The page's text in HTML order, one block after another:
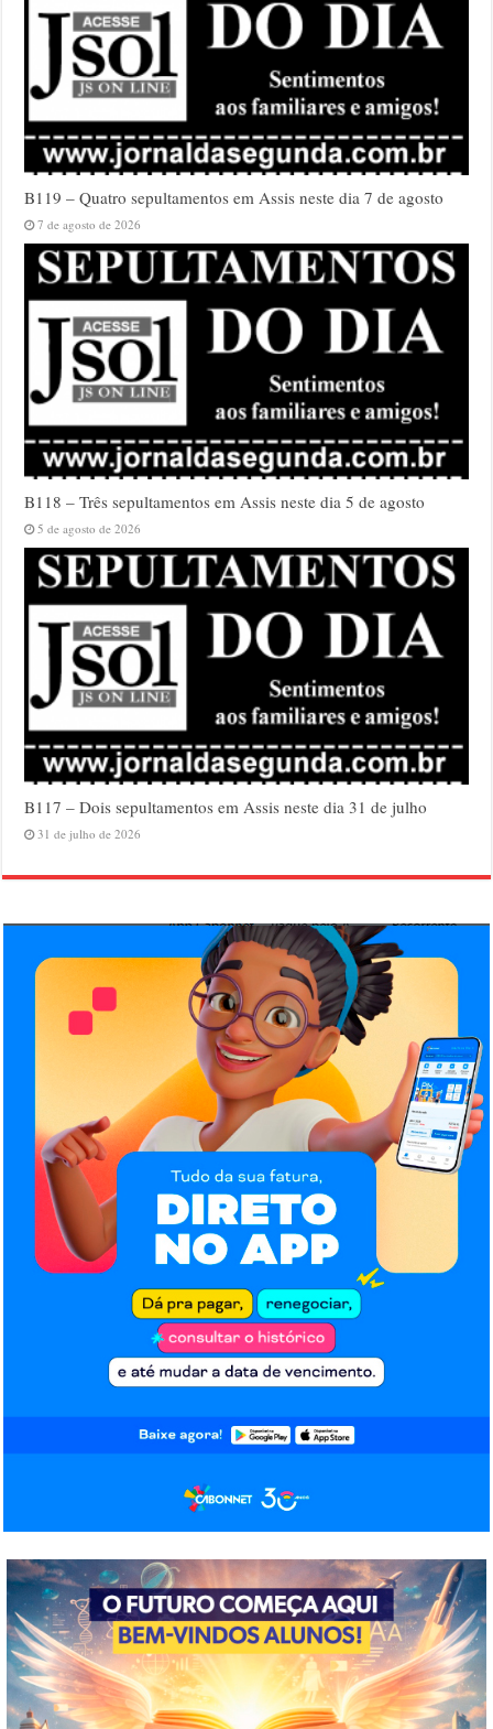
B119 – Quatro sepultamentos em Assis neste dia 7 de agosto
7 de agosto de 2026
B118 – Três sepultamentos em Assis neste dia 5 de agosto
5 de agosto de 2026
B117 – Dois sepultamentos em Assis neste dia 31 de julho
31 de julho de 2026